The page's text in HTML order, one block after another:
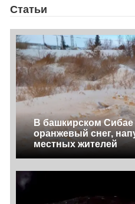
Статьи
В башкирском
оранжевый снег,
местных жителей